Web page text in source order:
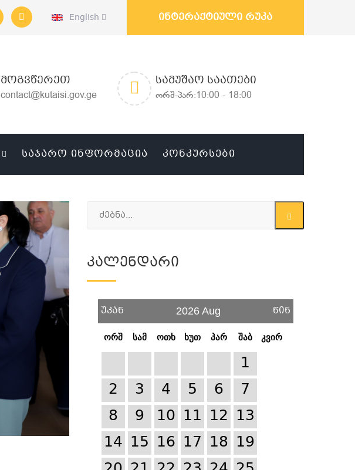
English ინტერაქტიული რუკა
ᲛᲝᲒᲕᲬᲔᲠᲔᲗ
contact@kutaisi.gov.ge
ᲡᲐᲛᲣᲨᲐᲝ ᲡᲐᲐᲗᲔᲑᲘ
ორშ-პარ:10:00 - 18:00
ᲡᲐᲯᲐᲠᲝ ᲘᲜᲤᲝᲠᲛᲐᲪᲘᲐ ᲙᲝᲜᲙᲣᲠᲡᲔᲑᲘ
Კალენდარი
უკან 2026 Aug წინ
ორშ სამ ოთხ ხუთ პარ შაბ კვირ
1
2
3 4 5 6
7
8
9 10 11 12 13
14 15 16 17 18 19